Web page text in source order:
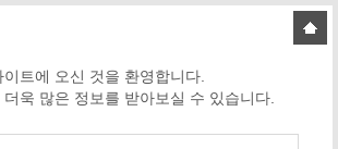
이트에 오신 것을 환영합니다.
욱 많은 정보를 받아보실 수 있습니다.